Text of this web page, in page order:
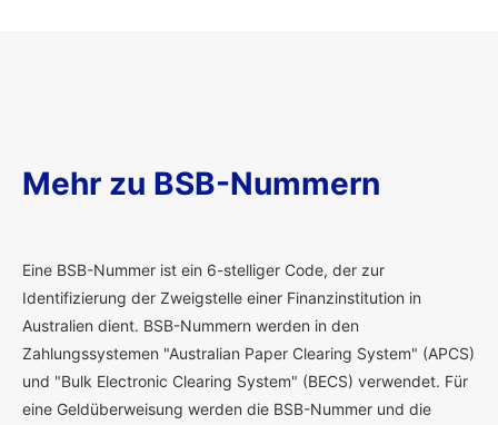
Mehr zu BSB-Nummern
Eine BSB-Nummer ist ein 6-stelliger Code, der zur
Identifizierung der Zweigstelle einer Finanzinstitution in
Australien dient. BSB-Nummern werden in den
Zahlungssystemen "Australian Paper Clearing System" (APCS)
und "Bulk Electronic Clearing System" (BECS) verwendet. Für
eine Geldüberweisung werden die BSB-Nummer und die